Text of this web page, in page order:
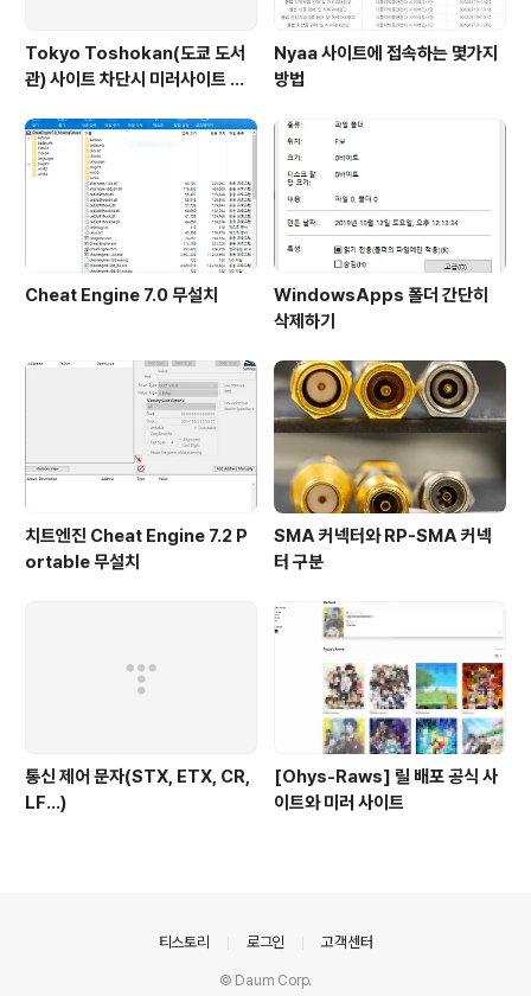
Tokyo Toshokan(도쿄 도서
관) 사이트 차단시 미러사이트 접
Nyaa 사이트에 접속하는 몇가지
방법
Cheat Engine 7.0 무설치
WindowsApps 폴더 간단히
삭제하기
치트엔진 Cheat Engine 7.2 P
ortable 무설치
SMA 커넥터와 RP-SMA 커넥
터 구분
통신 제어 문자(STX, ETX, CR,
LF...)
[Ohys-Raws] 릴 배포 공식 사
이트와 미러 사이트
티스토리 로그인 고객센터
© Daum Corp.